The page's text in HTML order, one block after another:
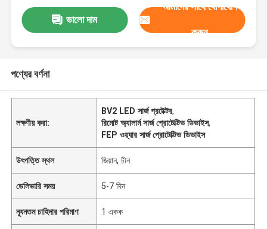
ভালো দাম
আমাদের সাথে যোগাযোগ
করুন
পণ্যের বর্ণনা
লক্ষণীয় করা:
BV2 LED সার্জ প্রটেক্টর,
রিমোট অ্যালার্ম সার্জ প্রোটেক্টিভ ডিভাইস,
FEP ওয়্যার সার্জ প্রোটেক্টিভ ডিভাইস
উৎপত্তি স্থল জিয়ান, চীন
ডেলিভারি সময় 5-7 দিন
ন্যূনতম চাহিদার পরিমাণ 1 একক